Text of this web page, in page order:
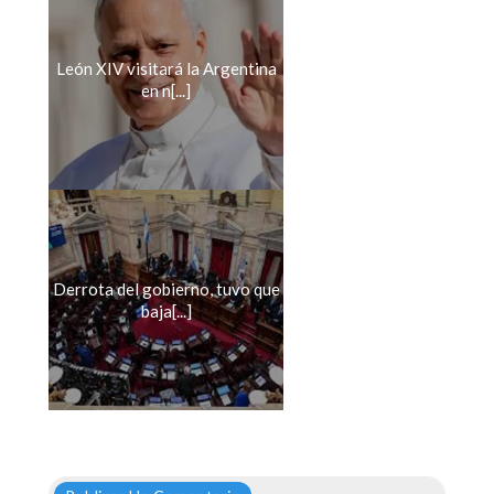
León XIV visitará la Argentina
en n[...]
Derrota del gobierno, tuvo que
baja[...]